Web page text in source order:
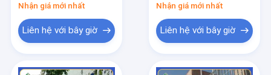
Nhận giá mới nhất
Liên hệ với bây giờ
Nhận giá mới nhất
Liên hệ với bây giờ